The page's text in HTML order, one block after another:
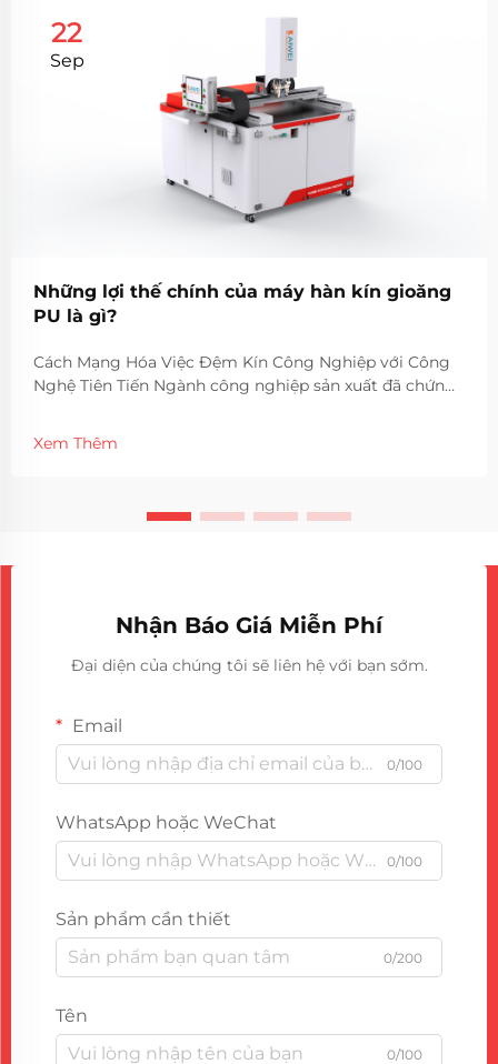
22
Sep
Những lợi thế chính của máy hàn kín gioăng
PU là gì?
Cách Mạng Hóa Việc Đệm Kín Công Nghiệp với Công
Nghệ Tiên Tiến Ngành công nghiệp sản xuất đã chứng
kín, khi máy đệm kín PU nổi lên như một giải pháp đột
phá. Thiết bị tinh vi này...
Xem Thêm
Nhận Báo Giá Miễn Phí
Đại diện của chúng tôi sẽ liên hệ với bạn sớm.
Email
0/100
WhatsApp hoặc WeChat
0/100
Sản phẩm cần thiết
0/200
Tên
0/100